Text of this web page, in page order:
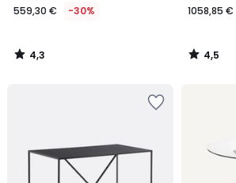
559,30 € -30%
4,3
/
1058,85 €
4,5
/